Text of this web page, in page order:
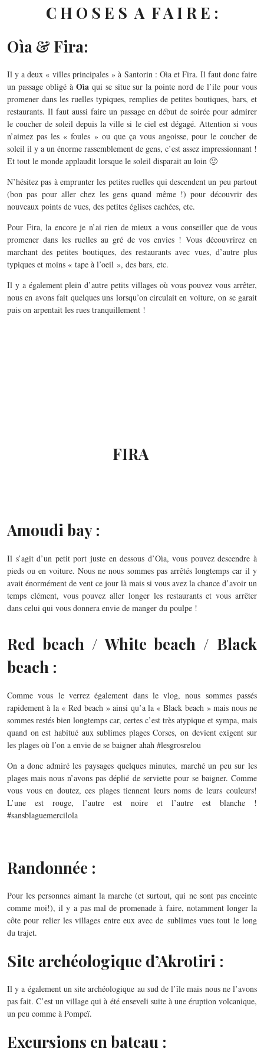
C H O S E S A F A I R E :
Oìa & Fira:
Il y a deux « villes principales » à Santorin : Oìa et Fira. Il faut donc faire
un passage obligé à Oìaqui se situe sur la pointe nord de l’ile pour vous
promener dans les ruelles typiques, remplies de petites boutiques, bars, et
restaurants. Il faut aussi faire un passage en début de soirée pour admirer
le coucher de soleil depuis la ville si le ciel est dégagé. Attention si vous
n’aimez pas les « foules » ou que ça vous angoisse, pour le coucher de
soleil il y a un énorme rassemblement de gens, c’est assez impressionnant !
Et tout le monde applaudit lorsque le soleil disparait au loin 🙂
N’hésitez pas à emprunter les petites ruelles qui descendent un peu partout
(bon pas pour aller chez les gens quand même !) pour découvrir des
nouveaux points de vues, des petites églises cachées, etc.
Pour Fira, la encore je n’ai rien de mieux a vous conseiller que de vous
promener dans les ruelles au gré de vos envies ! Vous découvrirez en
marchant des petites boutiques, des restaurants avec vues, d’autre plus
typiques et moins « tape à l’oeil », des bars, etc.
Il y a également plein d’autre petits villages où vous pouvez vous arrêter,
nous en avons fait quelques uns lorsqu’on circulait en voiture, on se garait
puis on arpentait les rues tranquillement !
FIRA
Amoudi bay :
Il s’agit d’un petit port juste en dessous d’Oìa, vous pouvez descendre à
pieds ou en voiture. Nous ne nous sommes pas arrêtés longtemps car il y
avait énormément de vent ce jour là mais si vous avez la chance d’avoir un
temps clément, vous pouvez aller longer les restaurants et vous arrêter
dans celui qui vous donnera envie de manger du poulpe !
Red beach / White beach / Black
beach :
Comme vous le verrez également dans le vlog, nous sommes passés
rapidement à la « Red beach » ainsi qu’a la « Black beach » mais nous ne
sommes restés bien longtemps car, certes c’est très atypique et sympa, mais
quand on est habitué aux sublimes plages Corses, on devient exigent sur
les plages où l’on a envie de se baigner ahah #lesgrosrelou
On a donc admiré les paysages quelques minutes, marché un peu sur les
plages mais nous n’avons pas déplié de serviette pour se baigner. Comme
vous vous en doutez, ces plages tiennent leurs noms de leurs couleurs!
L’une est rouge, l’autre est noire et l’autre est blanche !
#sansblaguemercilola
Randonnée :
Pour les personnes aimant la marche (et surtout, qui ne sont pas enceinte
comme moi!), il y a pas mal de promenade à faire, notamment longer la
côte pour relier les villages entre eux avec de sublimes vues tout le long
du trajet.
Site archéologique d’Akrotiri :
Il y a également un site archéologique au sud de l’île mais nous ne l’avons
pas fait. C’est un village qui à été enseveli suite à une éruption volcanique,
un peu comme à Pompeï.
Excursions en bateau :